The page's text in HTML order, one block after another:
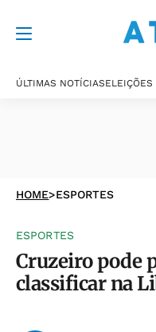
ÚLTIMAS NOTÍCIAS
HOME>ESPORTES
ESPORTES
Cruzeiro pode
classificar na